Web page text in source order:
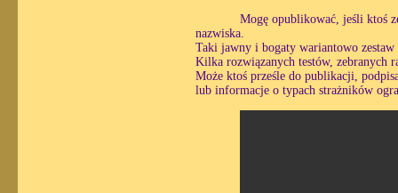
Mogę opublikować, jeśli ktoś
nazwiska.
Taki jawny i bogaty wariantowo
Kilka rozwiązanych testów, zebranych
Może ktoś prześle do publikacji,
lub informacje o typach strażników